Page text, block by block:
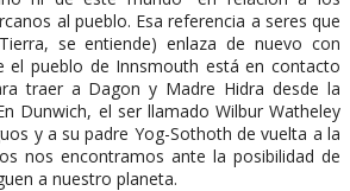
al pueblo. Esa referencia a seres que
se entiende) enlaza de nuevo con
el pueblo de Innsmouth está en contacto
traer a Dagon y Madre Hidra desde la
Dunwich, el ser llamado Wilbur Watheley
y a su padre Yog-Sothoth de vuelta a la
nos encontramos ante la posibilidad de
a nuestro planeta.